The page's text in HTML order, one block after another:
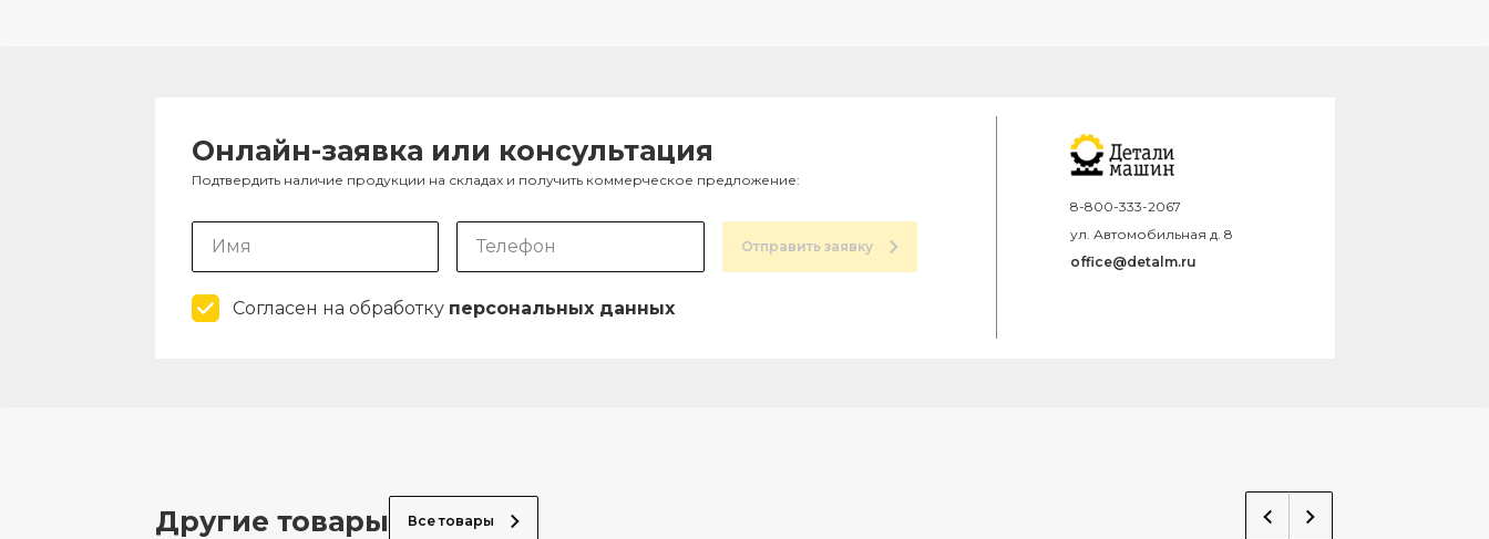
Онлайн-заявка или консультация
Подтвердить наличие продукции на складах и получить коммерческое предложение:
Отправить заявку
Согласен на обработку персональных данных
8-800-333-2067
ул. Автомобильная д. 8
office@detalm.ru
Другие товары Все товары